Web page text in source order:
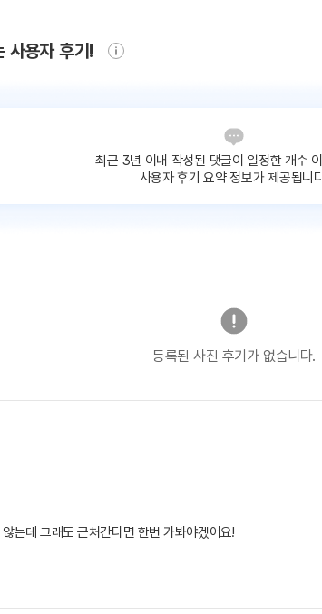
사용자 후기!
최근 3년 이내 작성된 댓글이 일정한 개수
사용자 후기 요약 정보가 제공됩니
등록된 사진 후기가 없습니다.
는데 그래도 근처간다면 한번 가봐야겠어요!